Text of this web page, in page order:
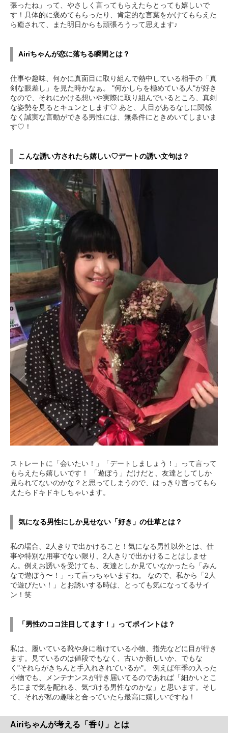
張ったね」って、やさしく言ってもらえたらとっても嬉しいで
す！具体的に褒めてもらったり、肯定的な言葉をかけてもらえた
ら癒されて、また明日からも頑張ろうって思えます♪
Airiちゃんが恋に落ちる瞬間とは？
仕事や趣味、何かに真面目に取り組んで熱中している相手の「真
剣な眼差し」を見た時かなぁ。 "何かしらを極めている人"が好き
なので、それにかける想いや実際に取り組んでいるところ、真剣
な姿勢を見るとキュンとします♡ あと、人目があるなしに関係
なく誠実な言動ができる男性には、無条件にときめいてしまいま
す♡！
こんな誘い方されたら嬉しい♡デートの誘い文句は？
ストレートに「会いたい！」「デートしましょう！」って言って
もらえたら嬉しいです！ 「遊ぼう」だけだと、友達としてしか
見られてないのかな？と思ってしまうので、はっきり言ってもら
えたらドキドキしちゃいます。
気になる男性にしか見せない「好き」の仕草とは？
私の場合、2人きりで出かけること！気になる男性以外とは、仕
事や特別な用事でない限り、2人きりで出かけることはしませ
ん。例えお誘いを受けても、友達としか見ていなかったら「みん
なで遊ぼう〜！」って言っちゃいますね。 なので、私から「2人
で遊びたい！」とお誘いする時は、とっても気になってるサイ
ン！笑
「男性のココ注目してます！」ってポイントは？
私は、履いている靴や身に着けている小物、指先などに目が行き
ます。見ているのは値段でもなく、古いか新しいか、でもな
く"それらがきちんと手入れされているか"。 例えば年季の入った
小物でも、メンテナンスが行き届いてるのであれば「細かいとこ
ろにまで気を配れる、気づける男性なのかな」と思います。そし
て、それが私の趣味と合っていたら最高に嬉しいですね！
Airiちゃんが考える「香り」とは